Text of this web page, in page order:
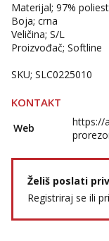
Materijal; 97%
Boja; crna
Veličina; S/L
Proizvođač; Softline
SKU; SLC0225010
KONTAKT
Web
https://
Želiš poslati
Registriraj se ili